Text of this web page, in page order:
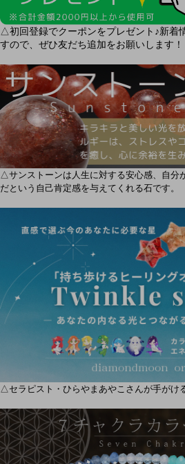
△初回登録でクーポンをプレゼント♪新着
すので、ぜひ友だち追加をお願いします！
△サンストーンは人生に対する安心感、自分
だという自己肯定感を与えてくれる石です。
△セラピスト・ひらやまあやこさんが手がけ